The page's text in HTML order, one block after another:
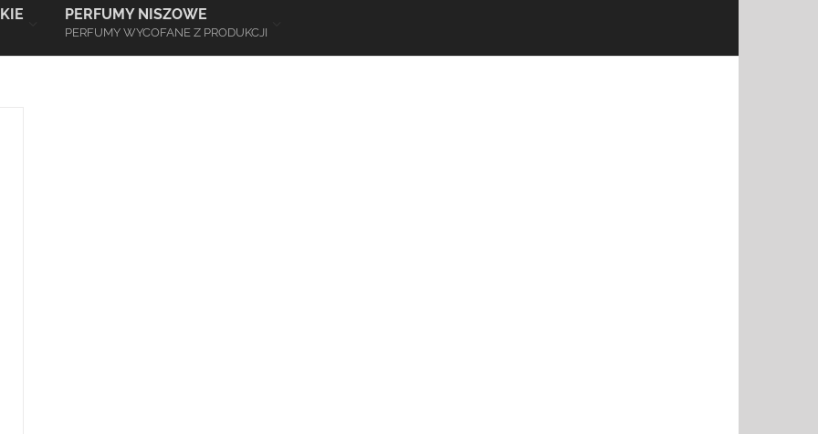
PERFUMY NISZOWE
PERFUMY WYCOFANE Z PRODUKCJI